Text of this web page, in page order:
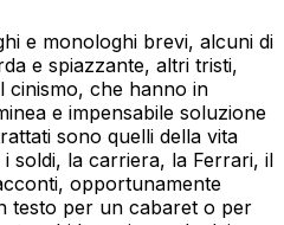
e monologhi brevi, alcuni di
e spiazzante, altri tristi,
cinismo, che hanno in
e impensabile soluzione
sono quelli della vita
i soldi, la carriera, la Ferrari, il
opportunamente
testo per un cabaret o per